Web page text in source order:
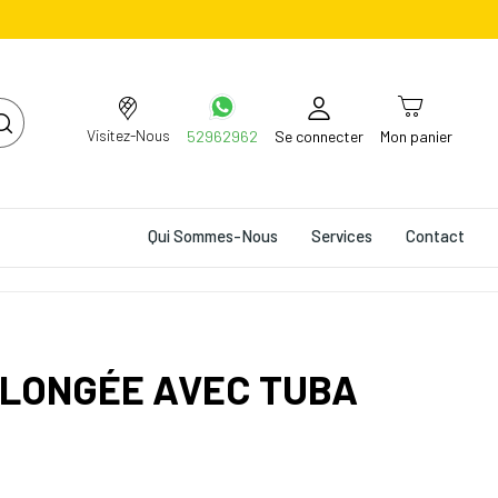
Visitez-Nous 52962962 Se connecter Mon panier
Qui Sommes-Nous Services Contact
AVEC TUBA